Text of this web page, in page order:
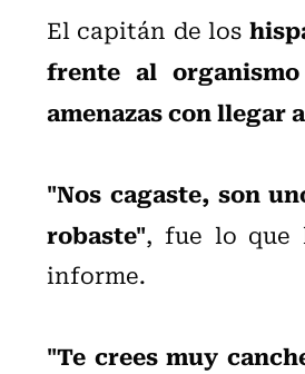
El capitán de los
frente al
amenazas con llegar
"Nos cagaste, son
robaste", fue lo que
informe.
"Te crees muy